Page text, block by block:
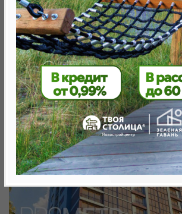
Минск, Октябрьский, ул. Теслы 30
метро «Ковальская Слобода», 566 м